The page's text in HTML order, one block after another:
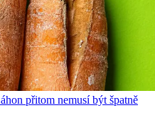
přitom nemusí být špatně